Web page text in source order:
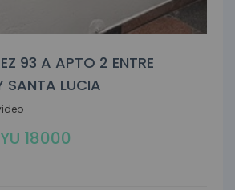
93 A APTO 2 ENTRE
SANTA LUCIA
18000